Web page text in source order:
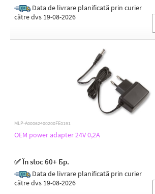
Data de livrare planificată prin curier
către dvs 19-08-2026
MLP-A00062400200FE0191
OEM power adapter 24V 0,2A
✅ În stoc 60+ Бр.
Data de livrare planificată prin curier
către dvs 19-08-2026